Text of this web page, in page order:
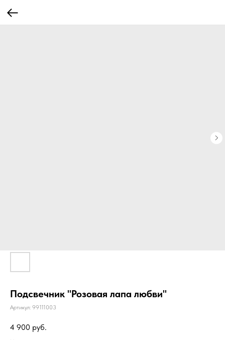
Подсвечник "Розовая лапа любви"
Артикул: 99111003
4 900 руб.